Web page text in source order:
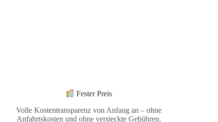
Fester Preis
Volle Kostentransparenz von Anfang an – ohne
Anfahrtskosten und ohne versteckte Gebühren.